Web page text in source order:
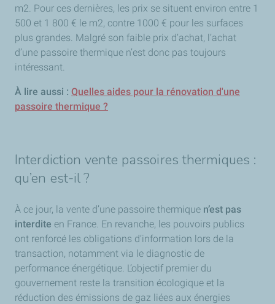
m2. Pour ces dernières, les prix se situent environ entre 1
500 et 1 800 € le m2, contre 1000 € pour les surfaces
plus grandes. Malgré son faible prix d’achat, l’achat
d’une passoire thermique n’est donc pas toujours
intéressant.
À lire aussi : Quelles aides pour la rénovation d'une
passoire thermique ?
Interdiction vente passoires thermiques :
qu’en est-il ?
À ce jour, la vente d’une passoire thermique n’est pas
interdite en France. En revanche, les pouvoirs publics
ont renforcé les obligations d’information lors de la
transaction, notamment via le diagnostic de
performance énergétique. L’objectif premier du
gouvernement reste la transition écologique et la
réduction des émissions de gaz liées aux énergies